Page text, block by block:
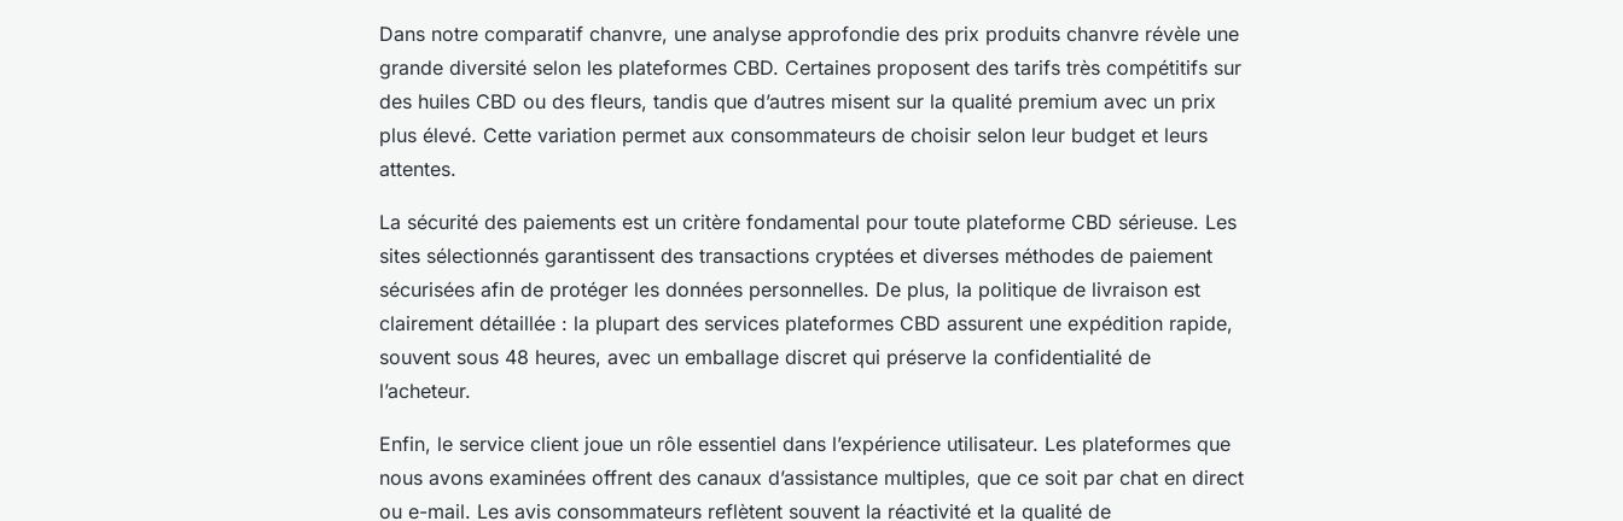
Dans notre comparatif chanvre, une analyse approfondie des prix produits chanvre révèle une
grande diversité selon les plateformes CBD. Certaines proposent des tarifs très compétitifs sur
des huiles CBD ou des fleurs, tandis que d’autres misent sur la qualité premium avec un prix
plus élevé. Cette variation permet aux consommateurs de choisir selon leur budget et leurs
attentes.
La sécurité des paiements est un critère fondamental pour toute plateforme CBD sérieuse. Les
sites sélectionnés garantissent des transactions cryptées et diverses méthodes de paiement
sécurisées afin de protéger les données personnelles. De plus, la politique de livraison est
clairement détaillée : la plupart des services plateformes CBD assurent une expédition rapide,
souvent sous 48 heures, avec un emballage discret qui préserve la confidentialité de
l’acheteur.
Enfin, le service client joue un rôle essentiel dans l’expérience utilisateur. Les plateformes que
nous avons examinées offrent des canaux d’assistance multiples, que ce soit par chat en direct
ou e-mail. Les avis consommateurs reflètent souvent la réactivité et la qualité de